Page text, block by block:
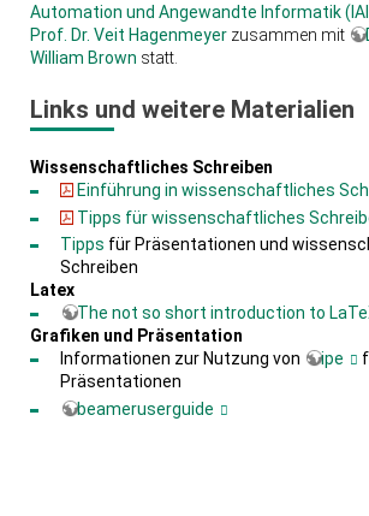
Automation und Angewandte Informatik
Prof. Dr. Veit Hagenmeyerzusammen mit
William Brown statt.
Links und weitere Materialien
Wissenschaftliches Schreiben
Einführung in wissenschaftliches
Tipps für wissenschaftliches
Tipps für Präsentationen und
Schreiben
Latex
The not so short introduction to
Grafiken und Präsentation
Informationen zur Nutzung von
ipe
Präsentationen
beameruserguide